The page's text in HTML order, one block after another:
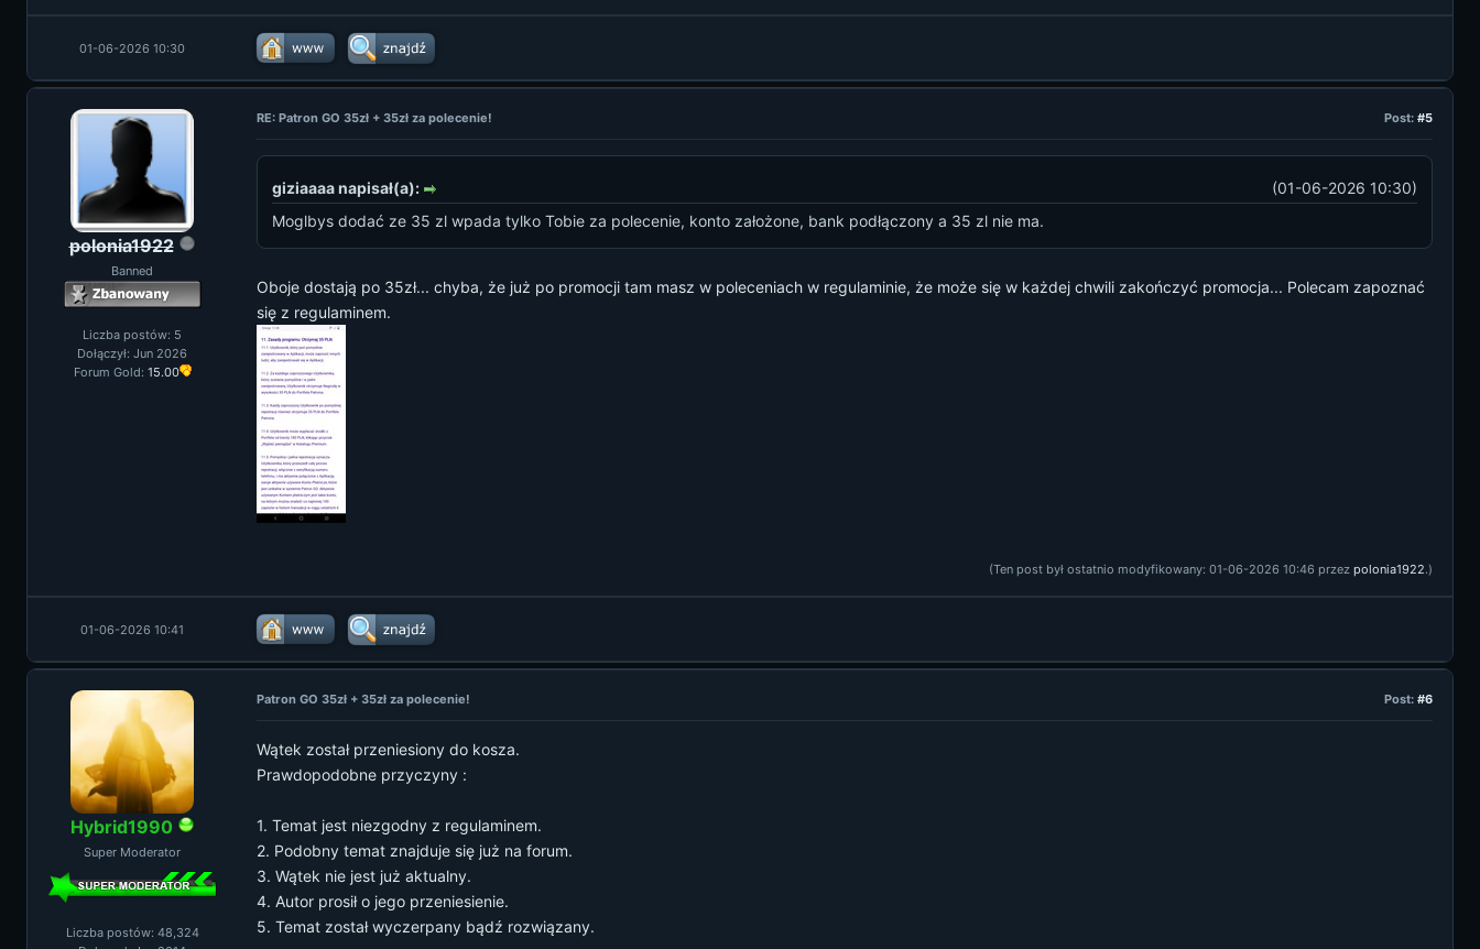
01-06-2026 10:30
polonia1922
Banned
Liczba postów: 5
Dołączył: Jun 2026
Forum Gold: 15.00
Post: #5
RE: Patron GO 35zł + 35zł za polecenie!
(01-06-2026 10:30)
giziaaaa napisał(a):
Moglbys dodać ze 35 zl wpada tylko Tobie za polecenie, konto założone, bank podłączony a 35 zl nie ma.
Oboje dostają po 35zł... chyba, że już po promocji tam masz w poleceniach w regulaminie, że może się w każdej chwili zakończyć promocja... Polecam zapoznać
się z regulaminem.
(Ten post był ostatnio modyfikowany: 01-06-2026 10:46 przez polonia1922.)
01-06-2026 10:41
Hybrid1990
Super Moderator
Liczba postów: 48,324
Post: #6
Patron GO 35zł + 35zł za polecenie!
Wątek został przeniesiony do kosza.
Prawdopodobne przyczyny :
1. Temat jest niezgodny z regulaminem.
2. Podobny temat znajduje się już na forum.
3. Wątek nie jest już aktualny.
4. Autor prosił o jego przeniesienie.
5. Temat został wyczerpany bądź rozwiązany.